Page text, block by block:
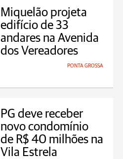
Miquelão projeta
edifício de 33
andares na Avenida
dos Vereadores
PONTA GROSSA
PG deve receber
novo condomínio
de R$ 40 milhões na
Vila Estrela